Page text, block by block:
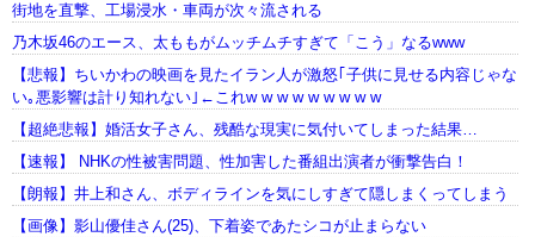
街地を直撃、工場浸水・車両が次々流される
乃木坂46のエース、太ももがムッチムチすぎて「こう」なるwww
【悲報】ちいかわの映画を見たイラン人が激怒｢子供に見せる内容じゃな
い｡悪影響は計り知れない｣←これw w w w w w w w w
【超絶悲報】婚活女子さん、残酷な現実に気付いてしまった結果…
【速報】 NHKの性被害問題、性加害した番組出演者が衝撃告白！
【朗報】井上和さん、ボディラインを気にしすぎて隠しまくってしまう
【画像】影山優佳さん(25)、下着姿であたシコが止まらない